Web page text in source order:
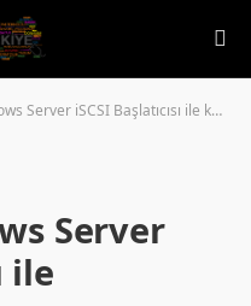
Server iSCSI Başlatıcısı ile kullanma
Server
ile